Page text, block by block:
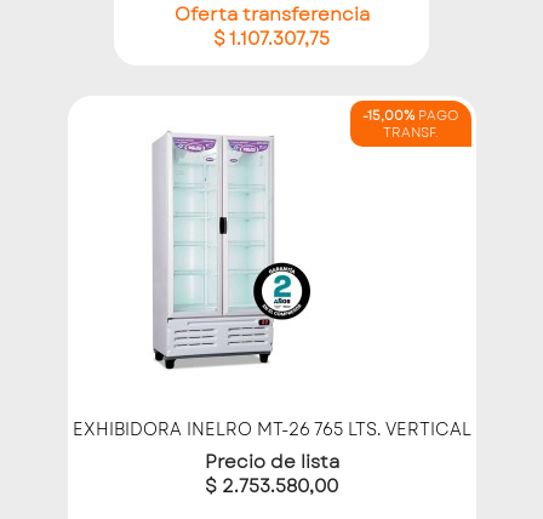
Oferta transferencia
$ 1.107.307,75
-15,00% PAGO
TRANSF.
EXHIBIDORA INELRO MT-26 765 LTS. VERTICAL
Precio de lista
$ 2.753.580,00